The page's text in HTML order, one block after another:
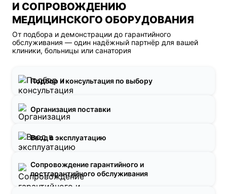
И СОПРОВОЖДЕНИЮ
МЕДИЦИНСКОГО ОБОРУДОВАНИЯ
От подбора и демонстрации до гарантийного
обслуживания — один надёжный партнёр для вашей
клиники, больницы или санатория
Подбор и консультация по выбору
Организация поставки
Ввод в эксплуатацию
Сопровождение гарантийного и
постгарантийного обслуживания